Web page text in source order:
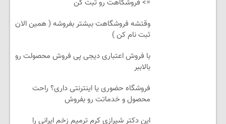
=> فروشگاهت رو ثبت کن
وقتشه فروشگاهت بیشتر بفروشه ( همین الان
ثبت نام کن )
با فروش اعتباری دیجی پی فروش محصولت رو
بالاببر
فروشگاه حضوری یا اینترنتی داری؟ راحت
محصول و خدماتت رو بفروش
این دکتر شیرازی کرم ترمیم زخم ایرانی را